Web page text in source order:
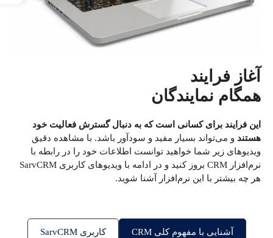
آغاز فرایند
همگام نمایندگان
این فرایند برای کسانی است که به دنبال گسترش فعالیت خود
هستند و می‌تواند بسیار مفید و سودآور باشد. با مشاهده دقیق
ویدیوهای زیر شما خواهید توانست اطلاعات خود را در رابطه با
نرم‌افزار CRM بروز کنید و در ادامه با ویدیوهای کاربری SarvCRM
هر چه بیشتر با این نرم‌افزار آشنا شوید.
آشنایی با مفهوم کلی CRM کاربری SarvCRM